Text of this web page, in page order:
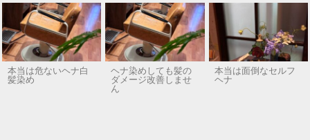
本当は危ないヘナ白
髪染め
ヘナ染めしても髪の
ダメージ改善しませ
ん
本当は面倒なセルフ
ヘナ